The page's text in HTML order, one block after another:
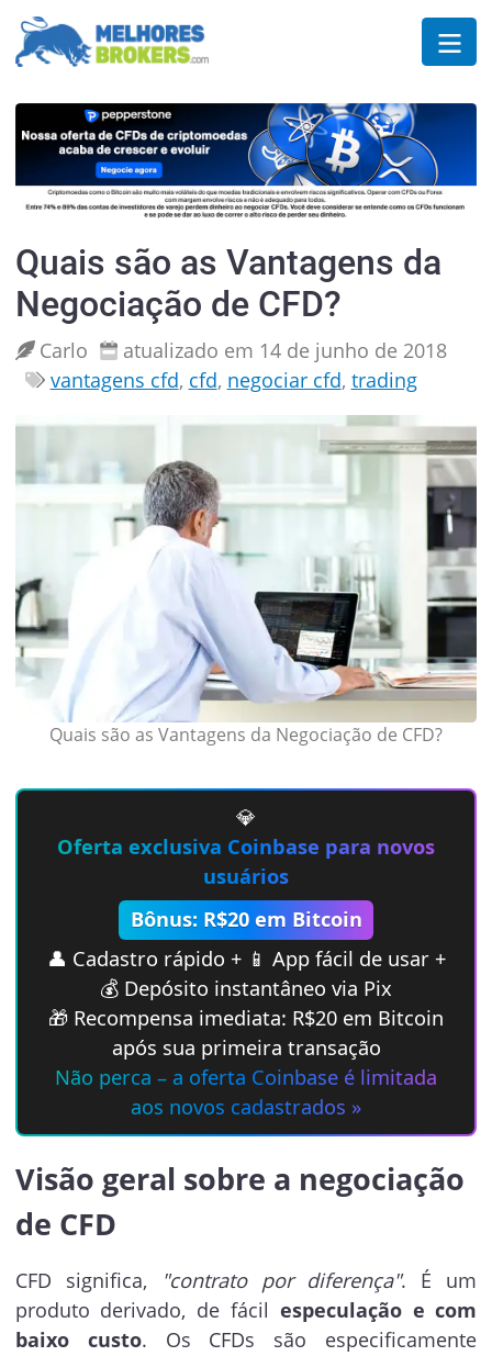
Quais são as Vantagens da
Negociação de CFD?
Carlo
atualizado em 14 de junho de 2018
vantagens cfd, cfd, negociar cfd, trading
Quais são as Vantagens da Negociação de CFD?
💎
Oferta exclusiva Coinbase para novos
usuários
Bônus: R$20 em Bitcoin
👤 Cadastro rápido + 📱 App fácil de usar +
💰 Depósito instantâneo via Pix
🎁 Recompensa imediata: R$20 em Bitcoin
após sua primeira transação
Não perca – a oferta Coinbase é limitada
aos novos cadastrados »
Visão geral sobre a negociação
de CFD
CFD significa, "contrato por diferença". É um
produto derivado, de fácil especulação e com
baixo custo. Os CFDs são especificamente